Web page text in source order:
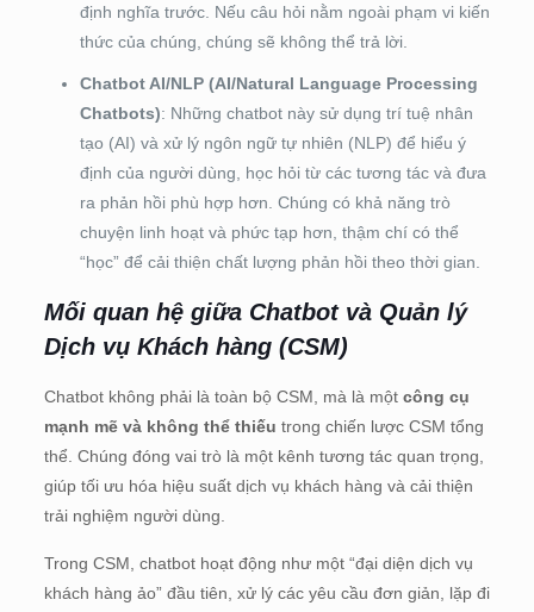
định nghĩa trước. Nếu câu hỏi nằm ngoài phạm vi kiến
thức của chúng, chúng sẽ không thể trả lời.
Chatbot AI/NLP (AI/Natural Language Processing
Chatbots): Những chatbot này sử dụng trí tuệ nhân
tạo (AI) và xử lý ngôn ngữ tự nhiên (NLP) để hiểu ý
định của người dùng, học hỏi từ các tương tác và đưa
ra phản hồi phù hợp hơn. Chúng có khả năng trò
chuyện linh hoạt và phức tạp hơn, thậm chí có thể
“học” để cải thiện chất lượng phản hồi theo thời gian.
Mối quan hệ giữa Chatbot và Quản lý
Dịch vụ Khách hàng (CSM)
Chatbot không phải là toàn bộ CSM, mà là một công cụ
mạnh mẽ và không thể thiếu trong chiến lược CSM tổng
thể. Chúng đóng vai trò là một kênh tương tác quan trọng,
giúp tối ưu hóa hiệu suất dịch vụ khách hàng và cải thiện
trải nghiệm người dùng.
Trong CSM, chatbot hoạt động như một “đại diện dịch vụ
khách hàng ảo” đầu tiên, xử lý các yêu cầu đơn giản, lặp đi